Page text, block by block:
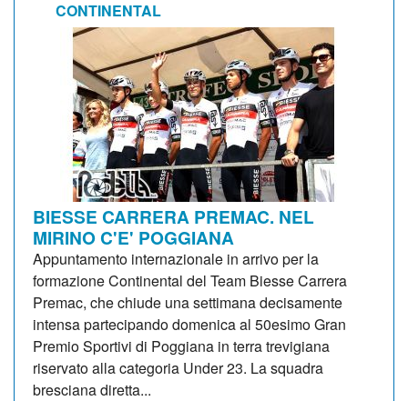
CONTINENTAL
BIESSE CARRERA PREMAC. NEL
MIRINO C'E' POGGIANA
Appuntamento internazionale in arrivo per la
formazione Continental del Team Biesse Carrera
Premac, che chiude una settimana decisamente
intensa partecipando domenica al 50esimo Gran
Premio Sportivi di Poggiana in terra trevigiana
riservato alla categoria Under 23. La squadra
bresciana diretta...